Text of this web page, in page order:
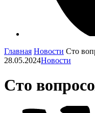
Главная Новости Сто
28.05.2024Новости
Сто